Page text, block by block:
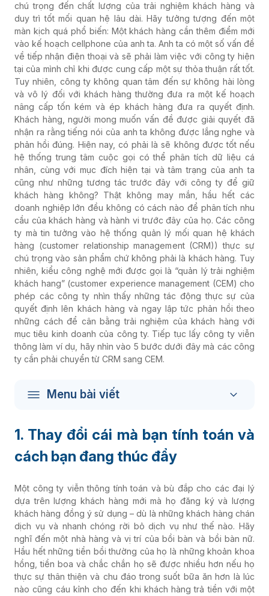
chú trọng đến chất lượng của trải nghiệm khách hàng và
duy trì tốt mối quan hệ lâu dài. Hãy tưởng tượng đến một
màn kịch quá phổ biến: Một khách hàng cần thêm điểm mới
vào kế hoạch cellphone của anh ta. Anh ta có một số vấn đề
về tiếp nhận điện thoại và sẽ phải làm việc với công ty hiện
tại của mình chỉ khi được cung cấp một sự thỏa thuận rất tốt.
Tuy nhiên, công ty không quan tâm đến sự không hài lòng
và vô lý đối với khách hàng thường đưa ra một kế hoạch
nâng cấp tốn kém và ép khách hàng đưa ra quyết định.
Khách hàng, người mong muốn vấn đề được giải quyết đã
nhận ra rằng tiếng nói của anh ta không được lắng nghe và
phản hồi đúng. Hiện nay, có phải là sẽ không được tốt nếu
hệ thống trung tâm cuộc gọi có thể phân tích dữ liệu cá
nhân, cùng với mục đích hiện tại và tâm trạng của anh ta
cũng như những tương tác trước đây với công ty để giữ
khách hàng không? Thật không may mắn, hầu hết các
doanh nghiệp lớn đều không có cách nào để phân tích nhu
cầu của khách hàng và hành vi trước đây của họ. Các công
ty mà tin tưởng vào hệ thống quản lý mối quan hệ khách
hàng (customer relationship management (CRM)) thực sự
chú trọng vào sản phẩm chứ không phải là khách hàng. Tuy
nhiên, kiểu công nghệ mới được gọi là “quản lý trải nghiệm
khách hang” (customer experience management (CEM) cho
phép các công ty nhìn thấy những tác động thực sự của
quyết định lên khách hàng và ngay lập tức phản hồi theo
những cách để cân bằng trải nghiệm của khách hàng với
mục tiêu kinh doanh của công ty. Tiếp tục lấy công ty viễn
thông làm ví dụ, hãy nhìn vào 5 bước dưới đây mà các công
ty cần phải chuyển từ CRM sang CEM.
Menu bài viết
1. Thay đổi cái mà bạn tính toán và
cách bạn đang thúc đẩy
Một công ty viễn thông tính toán và bù đắp cho các đại lý
dựa trên lượng khách hàng mới mà họ đăng ký và lượng
khách hàng đồng ý sử dụng – dù là những khách hàng chán
dịch vụ và nhanh chóng rời bỏ dịch vụ như thế nào. Hãy
nghĩ đến một nhà hàng và vị trí của bồi bàn và bồi bàn nữ.
Hầu hết những tiền bồi thường của họ là những khoản khoa
hồng, tiền boa và chắc chắn họ sẽ được nhiều hơn nếu họ
thực sự thân thiện và chu đáo trong suốt bữa ăn hơn là lúc
nào cũng cáu kỉnh cho đến khi khách hàng trả tiền với một